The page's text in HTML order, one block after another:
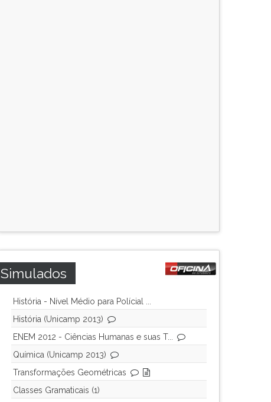
Simulados
História - Nível Médio para Polícial ...
História (Unicamp 2013)
ENEM 2012 - Ciências Humanas e suas T...
Química (Unicamp 2013)
Transformações Geométricas
Classes Gramaticais (1)